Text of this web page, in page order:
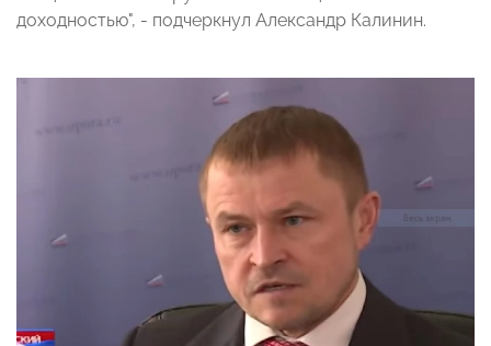
доходностью", - подчеркнул Александр Калинин.